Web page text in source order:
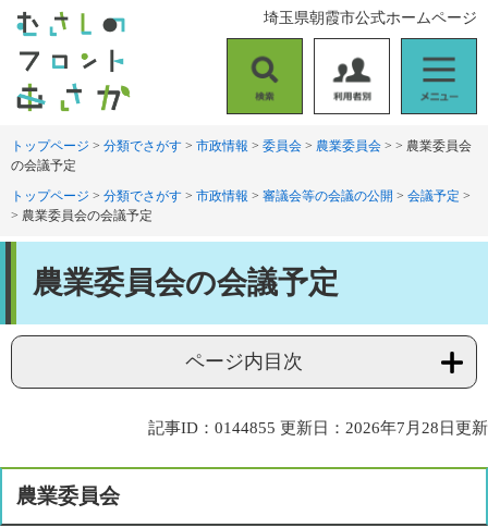
す
し
本
文
索
用
者
ニ
ュ
埼玉県朝霞市公式ホームページ
トップページ > 分類でさがす > 市政情報 > 委員会 > 農業委員会 > > 農業委員会
の会議予定
トップページ > 分類でさがす > 市政情報 > 審議会等の会議の公開 > 会議予定 >
> 農業委員会の会議予定
農業委員会の会議予定
ページ内目次
記事ID：0144855 更新日：2026年7月28日更新
農業委員会